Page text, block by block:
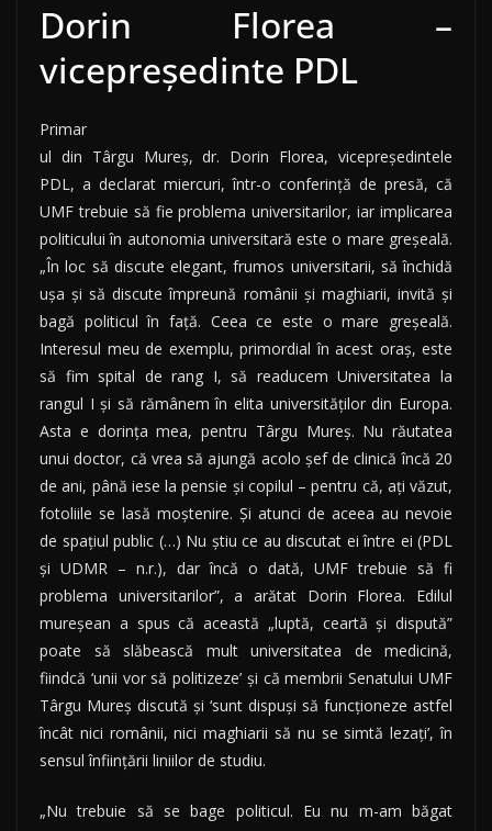
Dorin Florea –
vicepreședinte PDL
Primar
ul din Târgu Mureş, dr. Dorin Florea, vicepreşedintele
PDL, a declarat miercuri, într-o conferinţă de presă, că
UMF trebuie să fie problema universitarilor, iar implicarea
politicului în autonomia universitară este o mare greşeală.
„În loc să discute elegant, frumos universitarii, să închidă
uşa şi să discute împreună românii şi maghiarii, invită şi
bagă politicul în faţă. Ceea ce este o mare greşeală.
Interesul meu de exemplu, primordial în acest oraş, este
să fim spital de rang I, să readucem Universitatea la
rangul I şi să rămânem în elita universităţilor din Europa.
Asta e dorinţa mea, pentru Târgu Mureş. Nu răutatea
unui doctor, că vrea să ajungă acolo şef de clinică încă 20
de ani, până iese la pensie şi copilul – pentru că, aţi văzut,
fotoliile se lasă moştenire. Şi atunci de aceea au nevoie
de spaţiul public (…) Nu ştiu ce au discutat ei între ei (PDL
şi UDMR – n.r.), dar încă o dată, UMF trebuie să fi
problema universitarilor”, a arătat Dorin Florea. Edilul
mureşean a spus că această „luptă, ceartă şi dispută”
poate să slăbească mult universitatea de medicină,
fiindcă ‘unii vor să politizeze’ şi că membrii Senatului UMF
Târgu Mureş discută şi ‘sunt dispuşi să funcţioneze astfel
încât nici românii, nici maghiarii să nu se simtă lezaţi’, în
sensul înfiinţării liniilor de studiu.
„Nu trebuie să se bage politicul. Eu nu m-am băgat